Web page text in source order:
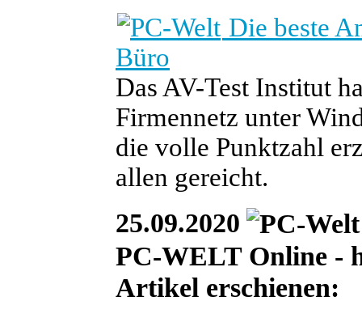
Die beste
Büro
Das AV-Test Institut
Firmennetz unter
die volle Punktzahl
allen gereicht.
25.09.2020
PC-WELT Online -
Artikel erschienen: